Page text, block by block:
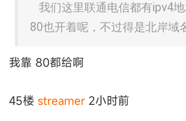
我们这里联通电信都有ipv4
80也开着呢，不过得是北岸域
我靠 80都给啊
45楼 streamer 2小时前